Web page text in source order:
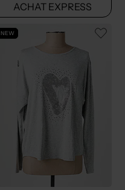
ACHAT EXPRESS
NEW